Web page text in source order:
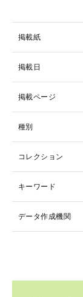
掲載紙
掲載日
掲載ページ
種別
コレクション
キーワード
データ作成機関